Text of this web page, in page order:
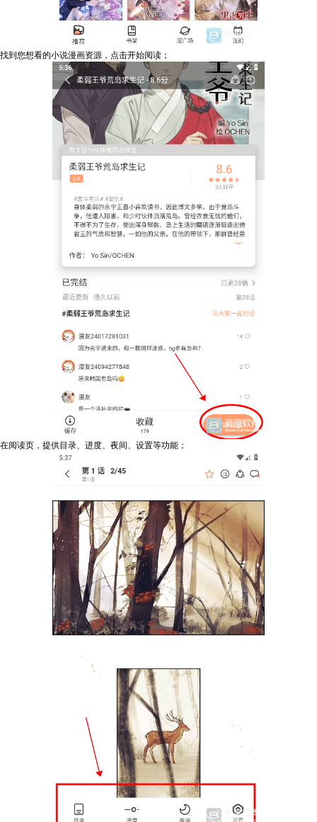
找到您想看的小说漫画资源，点击开始阅读；
在阅读页，提供目录、进度、夜间、设置等功能；